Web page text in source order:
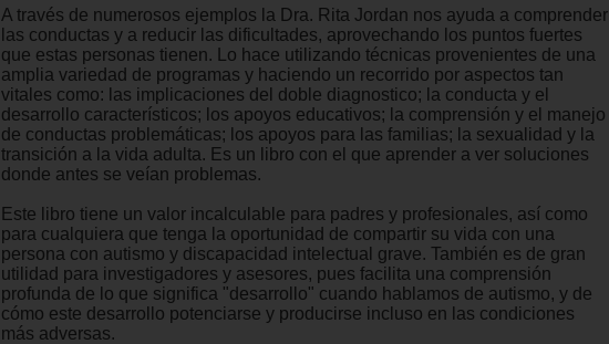
A través de numerosos ejemplos la Dra. Rita Jordan nos ayuda a comprender
las conductas y a reducir las dificultades, aprovechando los puntos fuertes
que estas personas tienen. Lo hace utilizando técnicas provenientes de una
amplia variedad de programas y haciendo un recorrido por aspectos tan
vitales como: las implicaciones del doble diagnostico; la conducta y el
desarrollo característicos; los apoyos educativos; la comprensión y el manejo
de conductas problemáticas; los apoyos para las familias; la sexualidad y la
transición a la vida adulta. Es un libro con el que aprender a ver soluciones
donde antes se veían problemas.
Este libro tiene un valor incalculable para padres y profesionales, así como
para cualquiera que tenga la oportunidad de compartir su vida con una
persona con autismo y discapacidad intelectual grave. También es de gran
utilidad para investigadores y asesores, pues facilita una comprensión
profunda de lo que significa "desarrollo" cuando hablamos de autismo, y de
cómo este desarrollo potenciarse y producirse incluso en las condiciones
más adversas.